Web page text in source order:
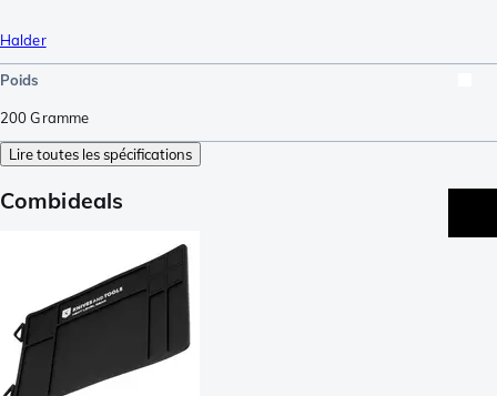
Halder
Poids
200Gramme
Lire toutes les spécifications
Combideals